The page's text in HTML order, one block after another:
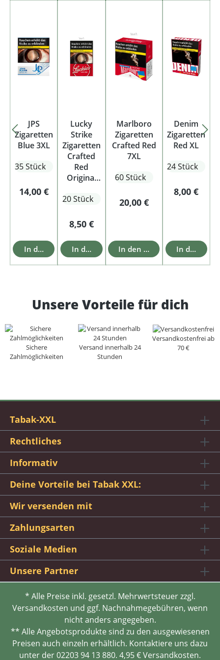
JPS
Zigaretten
Blue 3XL
35 Stück
Regulärer Preis:
14,00 €
In den Warenkorb
Lucky
Strike
Zigaretten
Crafted
Red
Original
20 Stück
Regulärer Preis:
8,50 €
In den Warenkorb
Marlboro
Zigaretten
Crafted Red
7XL
60 Stück
Regulärer Preis:
20,00 €
In den Warenkorb
Denim
Zigaretten
Red XL
24 Stück
Regulärer
8,00 €
In den
Unsere Vorteile für dich
Sichere
Zahlmöglichkeiten
Versand innerhalb 24
Stunden
Versandkostenfrei ab
70 €
Tabak-XXL
Rechtliches
Informativ
Deine Vorteile bei Tabak XXL:
Wir versenden mit
Zahlungsarten
Soziale Medien
Unsere Partner
* Alle Preise inkl. gesetzl. Mehrwertsteuer zzgl.
Versandkosten und ggf. Nachnahmegebühren, wenn
nicht anders angegeben.
** Alle Angebotsprodukte sind zu den ausgewiesenen
Preisen auch einzeln erhältlich. Kontaktiere uns dazu
unter der 02203 94 13 880. 4,95 € Versandkosten.